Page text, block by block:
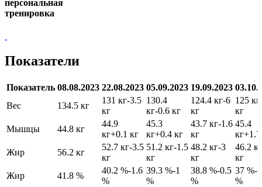
персональная
тренировка
Показатели
Показатель 08.08.2023 22.08.2023 05.09.2023 19.09.2023
Вес
134.5 кг
131 кг-3.5
кг
130.4
кг-0.6 кг
124.4 кг-6
кг
125 кг
кг
Мышцы
44.8 кг
44.9
кг+0.1 кг
45.3
кг+0.4 кг
43.7 кг-1.6
кг
45.4
кг
Жир
56.2 кг
52.7 кг-3.5
кг
51.2 кг-1.5
кг
48.2 кг-3
кг
46.2 кг
кг
Жир
41.8 %
40.2 %-1.6
%
39.3 %-1
%
38.8 %-0.5
%
37 %-
%